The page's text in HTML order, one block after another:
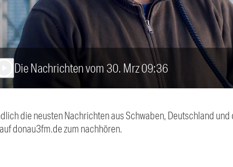
Die Nachrichten vom 30. Mrz 09:36
die neusten Nachrichten aus Schwaben, Deutschland
donau3fm.de zum nachhören.